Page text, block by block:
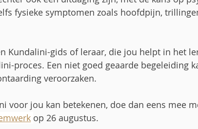
fysieke symptomen zoals hoofdpijn,
Kundalini-gids of leraar, die jou helpt in het
proces. Een niet goed geaarde begeleiding
veroorzaken.
voor jou kan betekenen, doe dan eens mee
op 26 augustus.